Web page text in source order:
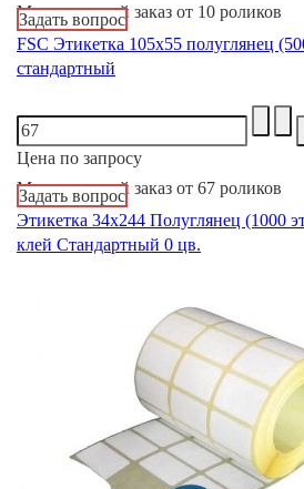
Минимальный заказ от 10 роликов
Задать вопрос
FSC Этикетка 105х55 полуглянец
стандартный
Цена по запросу
Минимальный заказ от 67 роликов
Задать вопрос
Этикетка 34х244 Полуглянец (1000
клей Стандартный 0 цв.